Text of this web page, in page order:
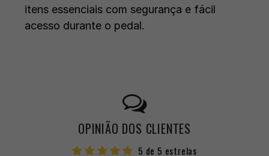
itens essenciais com segurança e fácil
acesso durante o pedal.
OPINIÃO DOS CLIENTES
5 de 5 estrelas